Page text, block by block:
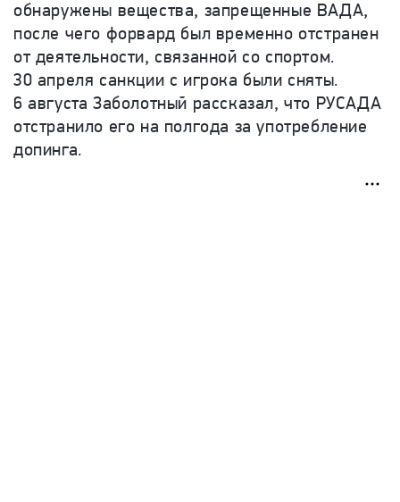
обнаружены вещества, запрещенные ВАДА,
после чего форвард был временно отстранен
от деятельности, связанной со спортом.
30 апреля санкции с игрока были сняты.
6 августа Заболотный рассказал, что РУСАДА
отстранило его на полгода за употребление
допинга.